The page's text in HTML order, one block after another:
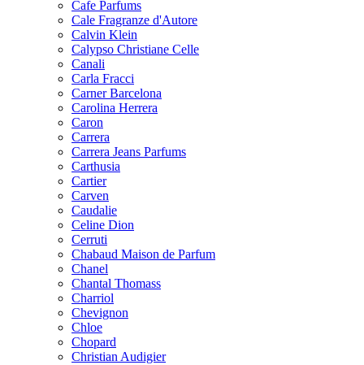
Cafe Parfums
Cale Fragranze d'Autore
Calvin Klein
Calypso Christiane Celle
Canali
Carla Fracci
Carner Barcelona
Carolina Herrera
Caron
Carrera
Carrera Jeans Parfums
Carthusia
Cartier
Carven
Caudalie
Celine Dion
Cerruti
Chabaud Maison de Parfum
Chanel
Chantal Thomass
Charriol
Chevignon
Chloe
Chopard
Christian Audigier